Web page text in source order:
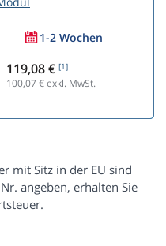
1-2 Wochen
119,08 € [1]
100,07 € exkl. MwSt.
mit Sitz in der EU sind
angeben, erhalten Sie